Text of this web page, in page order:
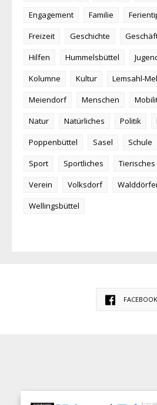
Engagement
Familie
Freizeit
Geschichte
Hilfen
Hummelsbüttel
Kolumne
Kultur
Lemsahl-
Meiendorf
Menschen
Natur
Natürliches Politik
Poppenbüttel
Sasel Schule
Sport
Sportliches Tierisches
Verein
Volksdorf
Wellingsbüttel
FACEBOOK